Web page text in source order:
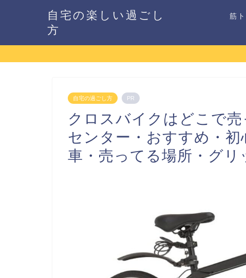
自宅の楽しい過ごし
方
筋
自宅の過ごし方 PR
クロスバイクはどこで
センター・おすすめ・
車・売ってる場所・グリ